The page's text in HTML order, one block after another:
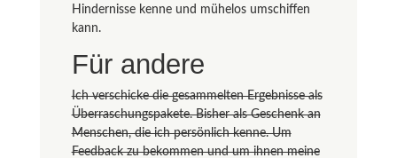
Hindernisse kenne und mühelos umschiffen
kann.
Für andere
Ich verschicke die gesammelten Ergebnisse als
Überraschungspakete. Bisher als Geschenk an
Menschen, die ich persönlich kenne. Um
Feedback zu bekommen und um ihnen meine